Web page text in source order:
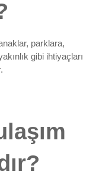
parklara,
gibi ihtiyaçları